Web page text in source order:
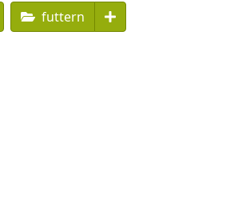
futtern